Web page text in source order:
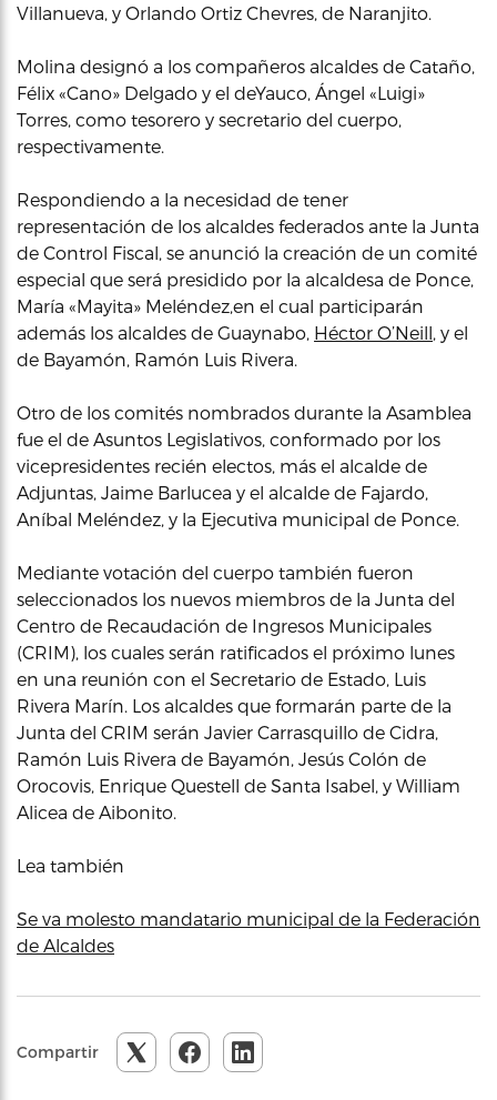
Villanueva, y Orlando Ortiz Chevres, de Naranjito.
Molina designó a los compañeros alcaldes de Cataño,
Félix «Cano» Delgado y el deYauco, Ángel «Luigi»
Torres, como tesorero y secretario del cuerpo,
respectivamente.
Respondiendo a la necesidad de tener
representación de los alcaldes federados ante la Junta
de Control Fiscal, se anunció la creación de un comité
especial que será presidido por la alcaldesa de Ponce,
María «Mayita» Meléndez,en el cual participarán
además los alcaldes de Guaynabo, Héctor O’Neill , y el
de Bayamón, Ramón Luis Rivera.
Otro de los comités nombrados durante la Asamblea
fue el de Asuntos Legislativos, conformado por los
vicepresidentes recién electos, más el alcalde de
Adjuntas, Jaime Barlucea y el alcalde de Fajardo,
Aníbal Meléndez, y la Ejecutiva municipal de Ponce.
Mediante votación del cuerpo también fueron
seleccionados los nuevos miembros de la Junta del
Centro de Recaudación de Ingresos Municipales
(CRIM), los cuales serán ratificados el próximo lunes
en una reunión con el Secretario de Estado, Luis
Rivera Marín. Los alcaldes que formarán parte de la
Junta del CRIM serán Javier Carrasquillo de Cidra,
Ramón Luis Rivera de Bayamón, Jesús Colón de
Orocovis, Enrique Questell de Santa Isabel, y William
Alicea de Aibonito.
Lea también
Se va molesto mandatario municipal de la Federación
de Alcaldes
Compartir